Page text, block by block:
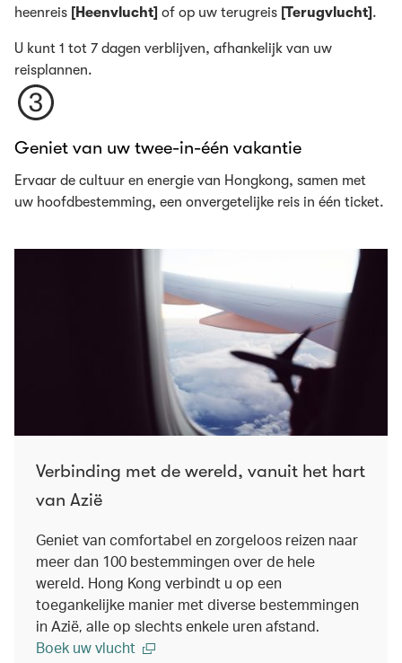
heenreis [Heenvlucht] of op uw terugreis [Terugvlucht] .
U kunt 1 tot 7 dagen verblijven, afhankelijk van uw
reisplannen.
Geniet van uw twee-in-één vakantie
Ervaar de cultuur en energie van Hongkong, samen met
uw hoofdbestemming, een onvergetelijke reis in één ticket.
Verbinding met de wereld, vanuit het hart
van Azië
Geniet van comfortabel en zorgeloos reizen naar
meer dan 100 bestemmingen over de hele
wereld. Hong Kong verbindt u op een
toegankelijke manier met diverse bestemmingen
in Azië, alle op slechts enkele uren afstand.
Boek uw vlucht